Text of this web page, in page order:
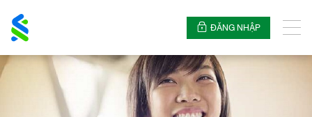
Chartered
ĐĂNG NHẬP